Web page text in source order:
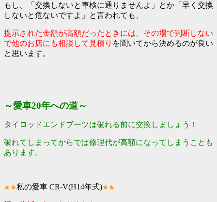
もし、「交換しないと車検に通りませんよ」とか「早く交換
しないと危ないですよ」と言われても、
提示された金額が高額だったときには、その場で判断しない
で他のお店にも相談して見積り を聞いてから決めるのが良い
と思います。
～愛車20年への道～
タイロッドエンドブーツは破れる前に交換しましょう！
破れてしまってからでは修理代が高額になってしまうことも
あります。
★★私の愛車 CR-V(H14年式)★★